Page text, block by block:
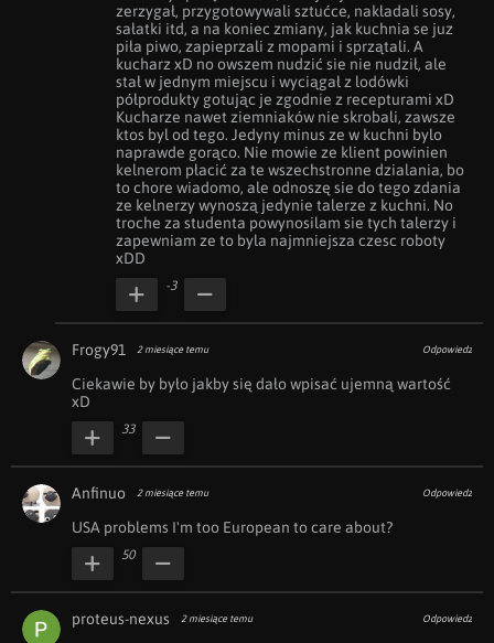
zerzygał, przygotowywali sztućce, nakładali sosy,
sałatki itd, a na koniec zmiany, jak kuchnia se juz
piła piwo, zapieprzali z mopami i sprzątali. A
kucharz xD no owszem nudzić sie nie nudził, ale
stał w jednym miejscu i wyciągał z lodówki
półprodukty gotując je zgodnie z recepturami xD
Kucharze nawet ziemniaków nie skrobali, zawsze
ktos byl od tego. Jedyny minus ze w kuchni bylo
naprawde gorąco. Nie mowie ze klient powinien
kelnerom płacić za te wszechstronne dzialania, bo
to chore wiadomo, ale odnoszę sie do tego zdania
ze kelnerzy wynoszą jedynie talerze z kuchni. No
troche za studenta powynosilam sie tych talerzy i
zapewniam ze to byla najmniejsza czesc roboty
xDD
-3
Frogy91 2 miesiące temu Odpowiedz
Ciekawie by było jakby się dało wpisać ujemną wartość
xD
33
Anfinuo 2 miesiące temu Odpowiedz
USA problems I'm too European to care about?
50
proteus-nexus 2 miesiące temu Odpowiedz